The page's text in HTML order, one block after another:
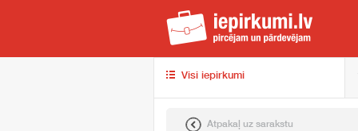
Visi iepirkumi
Atpakaļ uz sarakstu